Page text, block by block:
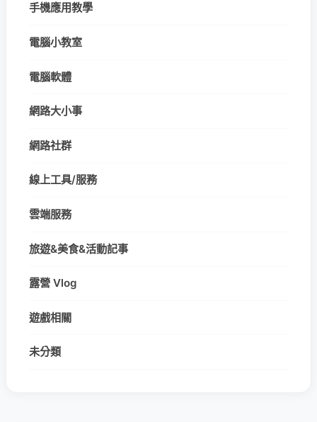
手機應用教學
電腦小教室
電腦軟體
網路大小事
網路社群
線上工具/服務
雲端服務
旅遊&美食&活動記事
露營 Vlog
遊戲相關
未分類